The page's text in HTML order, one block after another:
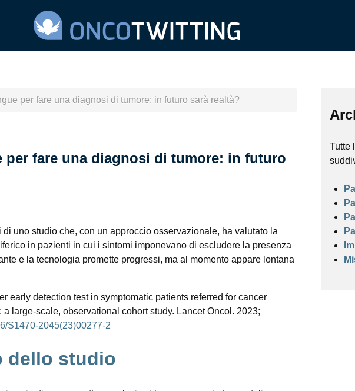
per fare una diagnosi di tumore: in futuro sarà realtà?
per fare una diagnosi di tumore: in futuro
uno studio che, con un approccio osservazionale, ha valutato la
in pazienti in cui i sintomi imponevano di escludere la presenza
e la tecnologia promette progressi, ma al momento appare lontana
early detection test in symptomatic patients referred for cancer
large-scale, observational cohort study. Lancet Oncol. 2023;
S1470-2045(23)00277-2
dello studio
Tutte